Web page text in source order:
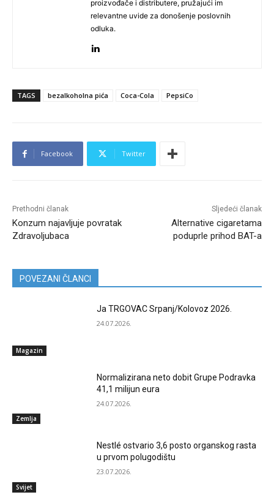
proizvođače i distributere, pružajući im
relevantne uvide za donošenje poslovnih
odluka.
TAGS bezalkoholna pića Coca-Cola PepsiCo
Facebook Twitter
Prethodni članak
Konzum najavljuje povratak
Zdravoljubaca
Sljedeći članak
Alternative cigaretama
poduprle prihod BAT-a
POVEZANI ČLANCI
Magazin
Ja TRGOVAC Srpanj/Kolovoz 2026.
24.07.2026.
Zemlja
Normalizirana neto dobit Grupe Podravka
41,1 milijun eura
24.07.2026.
Svijet
Nestlé ostvario 3,6 posto organskog rasta
u prvom polugodištu
23.07.2026.